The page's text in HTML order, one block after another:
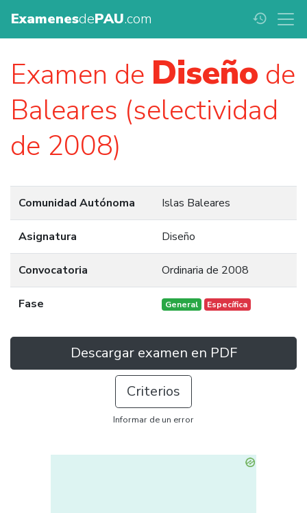
ExamenesdePAU.com history
Examen de Diseño de
Baleares (selectividad
de 2008)
Comunidad Autónoma Islas Baleares
Asignatura Diseño
Convocatoria Ordinaria de 2008
Fase General Específica
Descargar examen en PDF
Criterios
Informar de un error